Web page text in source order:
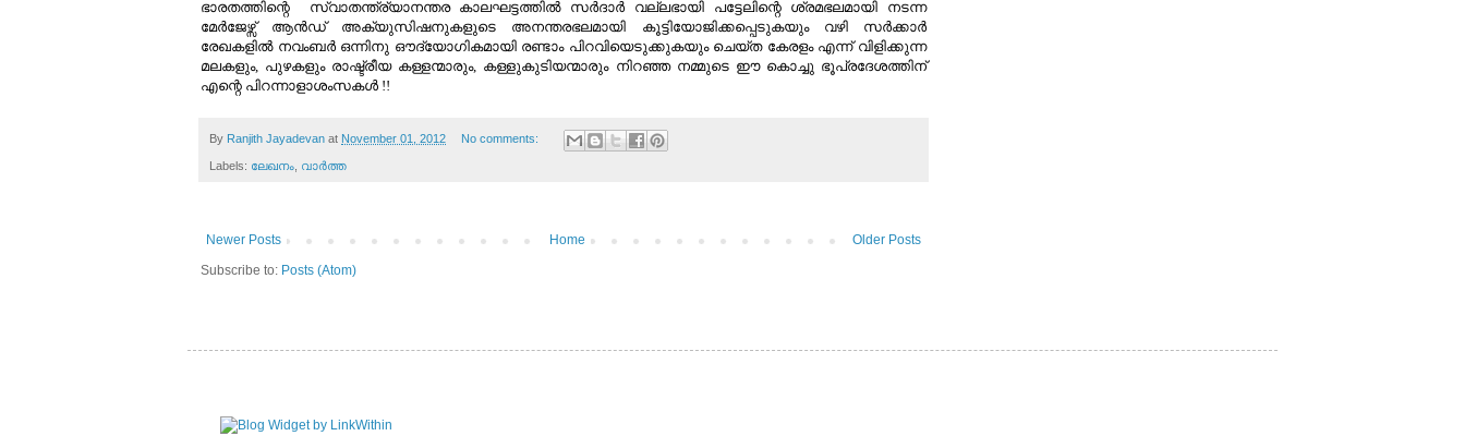
ഭാരതത്തിന്റെ സ്വാതന്ത്ര്യാനന്തര കാലഘട്ടത്തില്‍ സര്‍ദാര്‍ വല്ലഭായി പട്ടേലിന്റെ ശ്രമഭലമായി നടന്ന
മേര്‍ജേഴ്സ് ആന്‍ഡ്‌ അക്യുസിഷനുകളുടെ അനന്തരഭലമായി കൂട്ടിയോജിക്കപ്പെടുകയും വഴി സര്‍ക്കാര്‍
രേഖകളില്‍ നവംബര്‍ ഒന്നിനു ഔദ്യോഗികമായി രണ്ടാം പിറവിയെടുക്കുകയും ചെയ്ത കേരളം എന്ന് വിളിക്കുന്ന
മലകളും, പുഴകളും രാഷ്ട്രീയ കള്ളന്മാരും, കള്ളുകുടിയന്മാരും നിറഞ്ഞ നമ്മുടെ ഈ കൊച്ചു ഭൂപ്രദേശത്തിന്
എന്റെ പിറന്നാളാശംസകള്‍ !!
By Ranjith Jayadevan at November 01, 2012 No comments:
Labels: ലേഖനം വാര്‍ത്ത
Newer Posts Older Posts
Home
Subscribe to: Posts (Atom)